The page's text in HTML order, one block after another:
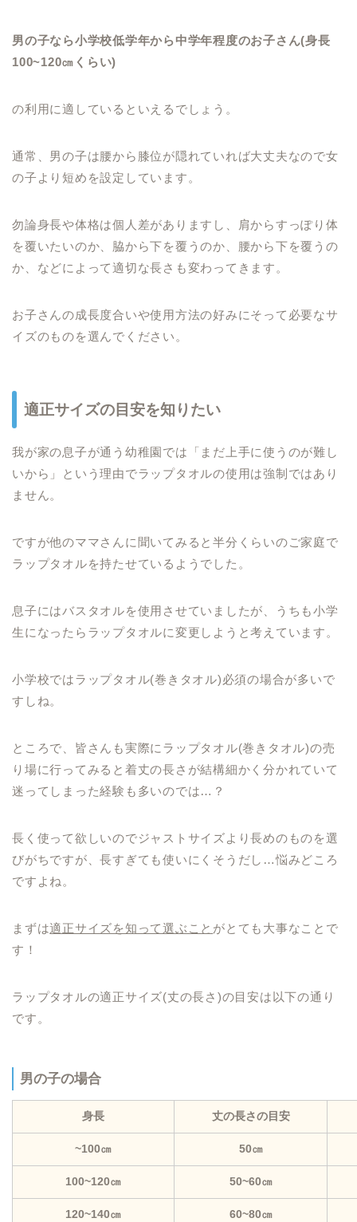
男の子なら小学校低学年から中学年程度のお子さん(身長
100~120㎝くらい)
の利用に適しているといえるでしょう。
通常、男の子は腰から膝位が隠れていれば大丈夫なので女
の子より短めを設定しています。
勿論身長や体格は個人差がありますし、肩からすっぽり体
を覆いたいのか、脇から下を覆うのか、腰から下を覆うの
か、などによって適切な長さも変わってきます。
お子さんの成長度合いや使用方法の好みにそって必要なサ
イズのものを選んでください。
適正サイズの目安を知りたい
我が家の息子が通う幼稚園では「まだ上手に使うのが難し
いから」という理由でラップタオルの使用は強制ではあり
ません。
ですが他のママさんに聞いてみると半分くらいのご家庭で
ラップタオルを持たせているようでした。
息子にはバスタオルを使用させていましたが、うちも小学
生になったらラップタオルに変更しようと考えています。
小学校ではラップタオル(巻きタオル)必須の場合が多いで
すしね。
ところで、皆さんも実際にラップタオル(巻きタオル)の売
り場に行ってみると着丈の長さが結構細かく分かれていて
迷ってしまった経験も多いのでは…？
長く使って欲しいのでジャストサイズより長めのものを選
びがちですが、長すぎても使いにくそうだし…悩みどころ
ですよね。
まずは適正サイズを知って選ぶこと がとても大事なことで
す！
ラップタオルの適正サイズ(丈の長さ)の目安は以下の通り
です。
男の子の場合
身長 丈の長さの目安
~100㎝ 50㎝
100~120㎝ 50~60㎝
120~140㎝ 60~80㎝